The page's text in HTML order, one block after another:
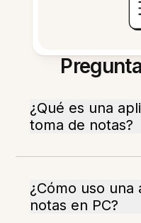
¿Qué es una
toma de notas?
¿Cómo uso una
notas en PC?